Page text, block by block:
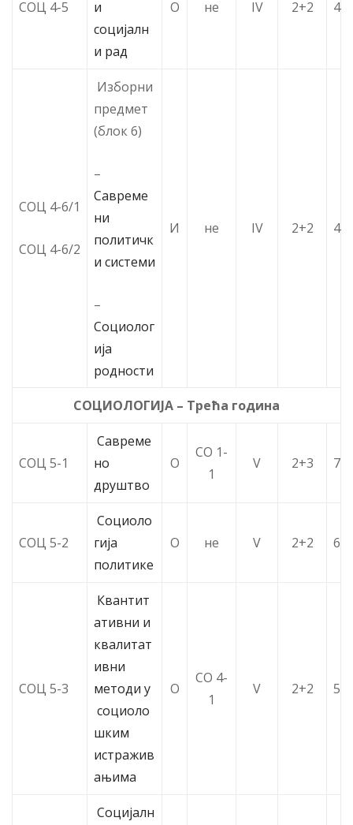
СОЦ 4-5
и
социјалн
и рад
О не IV 2+2 4
СОЦ 4-6/1
СОЦ 4-6/2
Изборни
предмет
(блок 6)
–
Савреме
ни
политичк
и системи
–
Социолог
ија
родности
И не IV 2+2 4
СОЦИОЛОГИЈА – Трећа година
СОЦ 5-1
Савреме
но
друштво
О
СО 1-
1
V 2+3 7
СОЦ 5-2
Социоло
гија
политике
О не V 2+2 6
СОЦ 5-3
Квантит
ативни и
квалитат
ивни
методи у
социоло
шким
истражив
ањима
О
СО 4-
1
V 2+2 5
Социјалн